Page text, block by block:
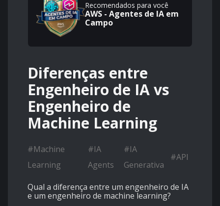
Recomendados para você
AWS - Agentes de IA em
Campo
Diferenças entre
Engenheiro de IA vs
Engenheiro de
Machine Learning
#Machine
Learning
#IA
Agents
#IA
Generativa
#API
Qual a diferença entre um engenheiro de IA
e um engenheiro de machine learning?